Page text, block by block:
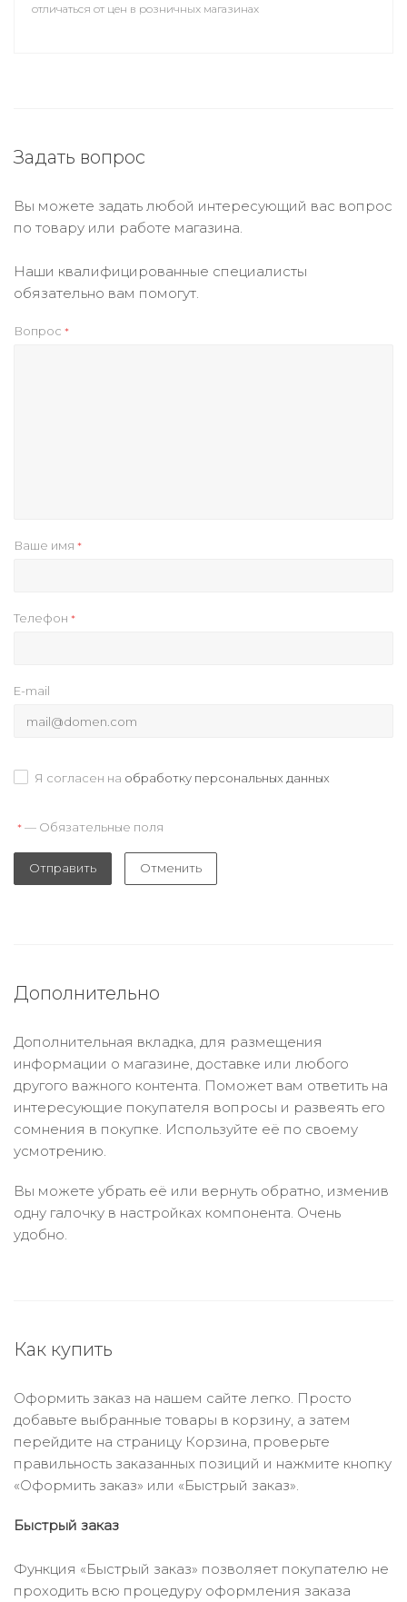
отличаться от цен в розничных магазинах
Задать вопрос
Вы можете задать любой интересующий вас вопрос
по товару или работе магазина.
Наши квалифицированные специалисты
обязательно вам помогут.
Вопрос *
Ваше имя *
Телефон *
E-mail
Я согласен на обработку персональных данных
* — Обязательные поля
Отправить Отменить
Дополнительно
Дополнительная вкладка, для размещения
информации о магазине, доставке или любого
другого важного контента. Поможет вам ответить на
интересующие покупателя вопросы и развеять его
сомнения в покупке. Используйте её по своему
усмотрению.
Вы можете убрать её или вернуть обратно, изменив
одну галочку в настройках компонента. Очень
удобно.
Как купить
Оформить заказ на нашем сайте легко. Просто
добавьте выбранные товары в корзину, а затем
перейдите на страницу Корзина, проверьте
правильность заказанных позиций и нажмите кнопку
«Оформить заказ» или «Быстрый заказ».
Быстрый заказ
Функция «Быстрый заказ» позволяет покупателю не
проходить всю процедуру оформления заказа